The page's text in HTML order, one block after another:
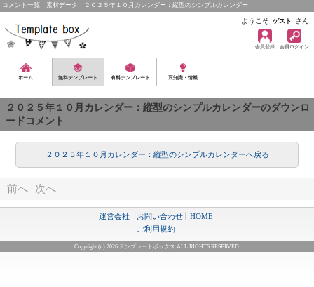
コメント一覧：素材データ：２０２５年１０月カレンダー：縦型のシンプルカレンダー
ようこそ ゲスト さん
会員登録 会員ログイン
ホーム 無料テンプレート 有料テンプレート 豆知識・情報
２０２５年１０月カレンダー：縦型のシンプルカレンダーのダウンロ
ードコメント
２０２５年１０月カレンダー：縦型のシンプルカレンダーへ戻る
前へ 次へ
運営会社 お問い合わせ
HOME
ご利用規約
Copyright (c) 2026 テンプレートボックス ALL RIGHTS RESERVED.